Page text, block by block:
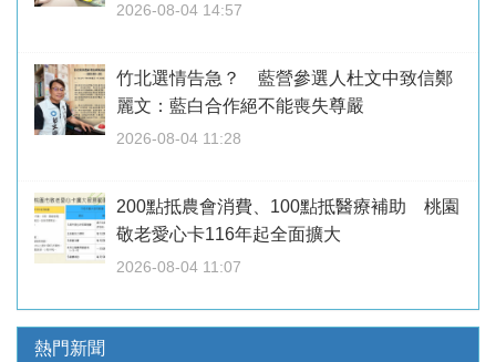
2026-08-04 14:57
竹北選情告急？ 藍營參選人杜文中致信鄭
麗文：藍白合作絕不能喪失尊嚴
2026-08-04 11:28
200點抵農會消費、100點抵醫療補助 桃園
敬老愛心卡116年起全面擴大
2026-08-04 11:07
熱門新聞